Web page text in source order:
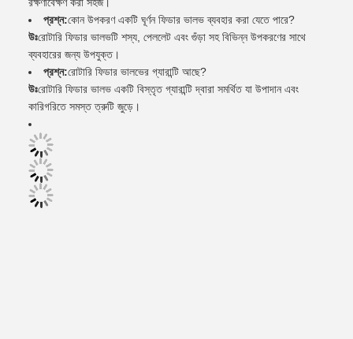
প্রশ্ন:কোন উপকরণ একটি ঘূর্ণন ফিডার ভালভ ব্যবহার করা যেতে পারে?
উঃরোটারি ফিডার ভালভটি শস্য, পেললেট এবং গুঁড়া সহ বিভিন্ন উপকরণের সাথে
ব্যবহারের জন্য উপযুক্ত।
প্রশ্ন:রোটারি ফিডার ভালভের গ্যারান্টি আছে?
উঃরোটারি ফিডার ভালভ একটি বিস্তৃত গ্যারান্টি দ্বারা সমর্থিত যা উপাদান এবং
কারিগরিতে সমস্ত ত্রুটি জুড়ে।